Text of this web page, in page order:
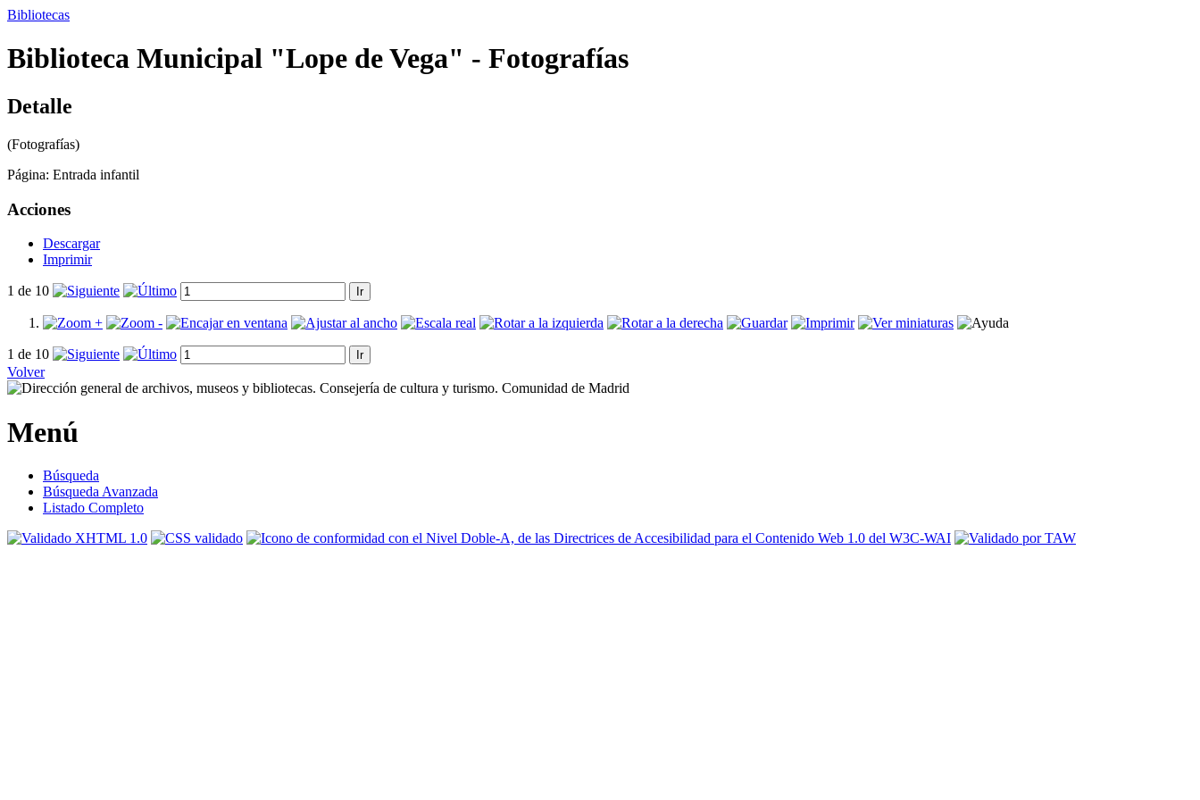
Bibliotecas
Biblioteca Municipal "Lope de Vega" - Fotografías
Detalle
(Fotografías)
Página: Entrada infantil
Acciones
Descargar
Imprimir
1 de 10
1 de 10
Volver
Menú
Búsqueda
Búsqueda Avanzada
Listado Completo